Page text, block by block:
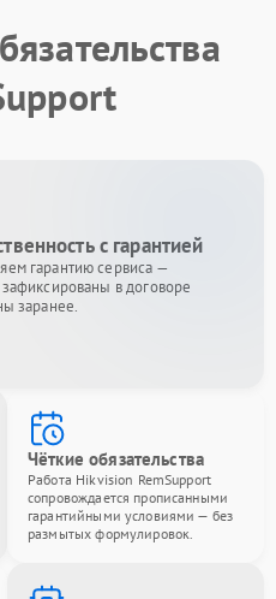
с гарантией
гарантию сервиса —
в договоре
заранее.
Чёткие обязательства
Работа Hikvision RemSupport
сопровождается прописанными
гарантийными условиями — без
размытых формулировок.